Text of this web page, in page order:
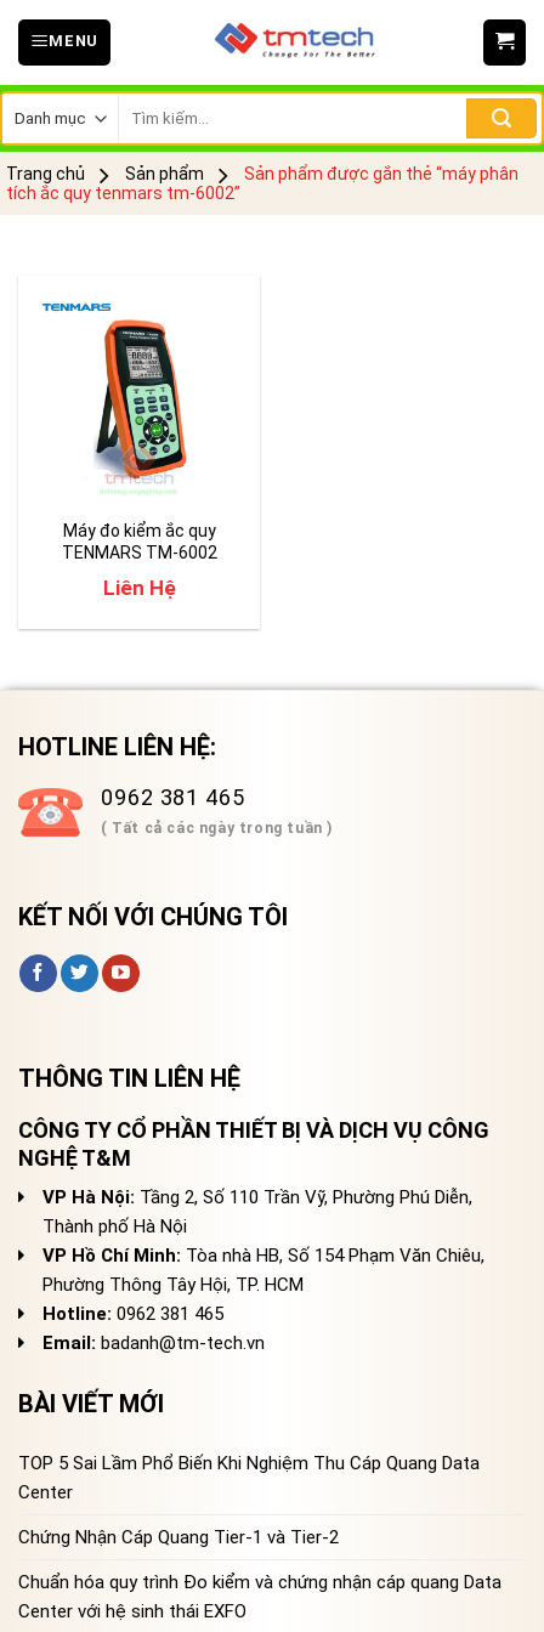
Skip
MENU
kiếm:
Trang chủ Sản phẩm
Sản phẩm được gắn thẻ “máy phân
tích ắc quy tenmars tm-6002”
Máy đo kiểm ắc quy
TENMARS TM-6002
Liên Hệ
HOTLINE LIÊN HỆ:
0962 381 465
( Tất cả các ngày trong tuần )
KẾT NỐI VỚI CHÚNG TÔI
THÔNG TIN LIÊN HỆ
CÔNG TY CỔ PHẦN THIẾT BỊ VÀ DỊCH VỤ CÔNG
NGHỆ T&M
VP Hà Nội: Tầng 2, Số 110 Trần Vỹ, Phường Phú Diễn,
Thành phố Hà Nội
VP Hồ Chí Minh: Tòa nhà HB, Số 154 Phạm Văn Chiêu,
Phường Thông Tây Hội, TP. HCM
Hotline: 0962 381 465
Email: badanh@tm-tech.vn
BÀI VIẾT MỚI
TOP 5 Sai Lầm Phổ Biến Khi Nghiệm Thu Cáp Quang Data
Center
Chứng Nhận Cáp Quang Tier-1 và Tier-2
Chuẩn hóa quy trình Đo kiểm và chứng nhận cáp quang Data
Center với hệ sinh thái EXFO